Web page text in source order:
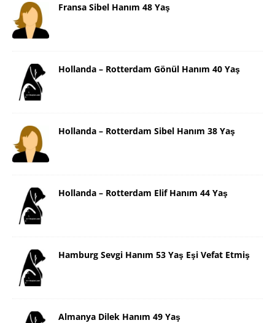
Fransa Sibel Hanım 48 Yaş
Hollanda – Rotterdam Gönül Hanım 40 Yaş
Hollanda – Rotterdam Sibel Hanım 38 Yaş
Hollanda – Rotterdam Elif Hanım 44 Yaş
Hamburg Sevgi Hanım 53 Yaş Eşi Vefat Etmiş
Almanya Dilek Hanım 49 Yaş